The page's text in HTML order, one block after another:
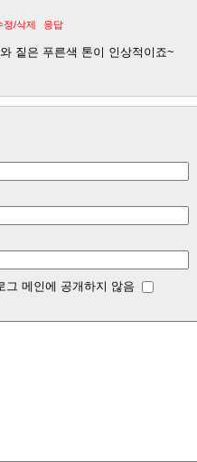
정/삭제 응답
짙은 푸른색 톤이 인상적이죠~
그 메인에 공개하지 않음